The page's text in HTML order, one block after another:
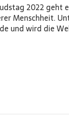
2022 geht
Menschheit.
und wird die